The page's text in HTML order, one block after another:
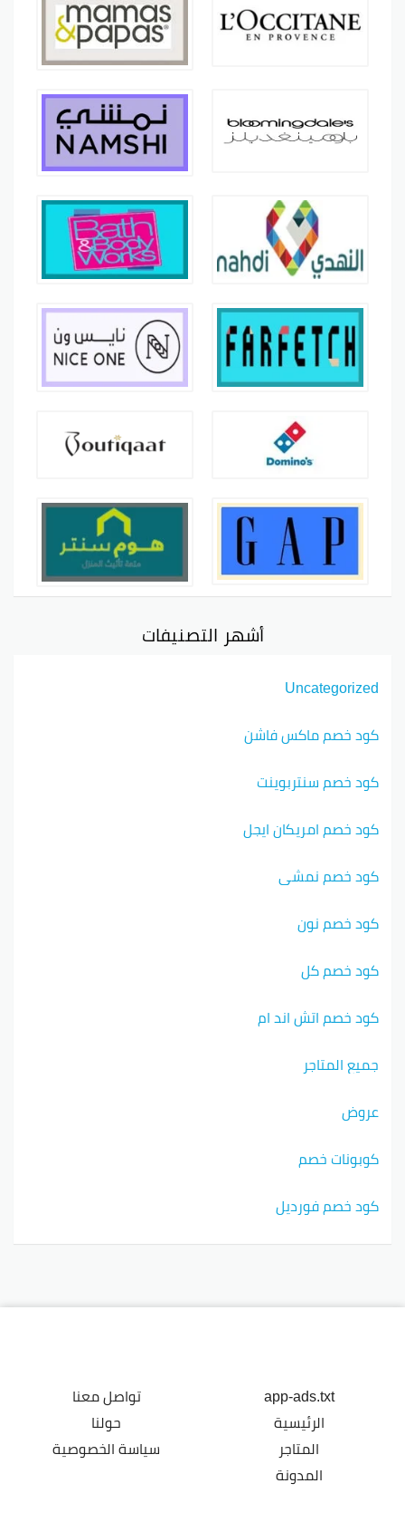
أشهر التصنيفات
Uncategorized
كود خصم ماكس فاشن
كود خصم سنتربوينت
كود خصم امريكان ايجل
كود خصم نمشي
كود خصم نون
كود خصم كل
كود خصم اتش اند ام
جميع المتاجر
عروض
كوبونات خصم
كود خصم فورديل
app-ads.txt
الرئيسية
المتاجر
المدونة
تواصل معنا
حولنا
سياسة الخصوصية